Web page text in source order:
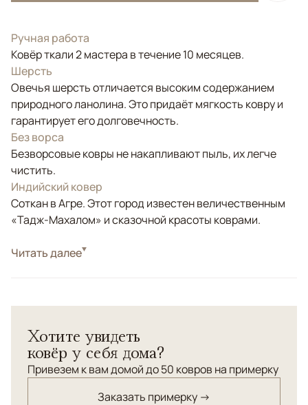
Ручная работа
Ковёр ткали 2 мастера в течение 10 месяцев.
Шерсть
Овечья шерсть отличается высоким содержанием
природного ланолина. Это придаёт мягкость ковру и
гарантирует его долговечность.
Без ворса
Безворсовые ковры не накапливают пыль, их легче
чистить.
Индийский ковер
Соткан в Агре. Этот город известен величественным
«Тадж-Махалом» и сказочной красоты коврами.
СтильКилимы и сумахи
УзорыРастительный
Индийский безворсовый ковер "Агра". Натуральная
шерсть высокого качества. Старинная технология
ручного ковроткачества. Высокая плотность
Читать далее
Хотите увидеть
ковёр у себя дома?
Привезем к вам домой до 50 ковров на примерку
Заказать примерку →